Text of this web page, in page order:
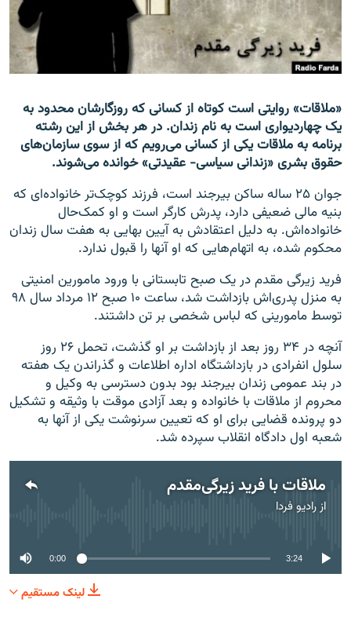
«ملاقات» روایتی است کوتاه از کسانی که روزگارشان محدود به
یک چهاردیواری است به نام زندان. در هر بخش از این رشته
برنامه به ملاقات یکی از کسانی می‌رویم که از سوی سازمان‌های
حقوق بشری «زندانی سیاسی- عقیدتی» خوانده می‌شوند.
جوان ۲۵ ساله ساکن بیرجند است، فرزند کوچک‌تر خانواده‌ای که
بنیه مالی ضعیفی دارد، پدرش کارگر است و او کمک‌حال
خانواده‌اش. به دلیل اعتقادش به آیین بهایی به هفت سال زندان
محکوم شده، به اتهام‌هایی که او آنها را قبول ندارد.
فرید زیرگی مقدم در یک صبح تابستانی با ورود مامورین امنیتی
به منزل پدری‌اش بازداشت شد، ساعت ۱۰ صبح ۱۲ مرداد سال ۹۸
توسط مامورینی که لباس شخصی بر تن داشتند.
آنچه در ۳۴ روز بعد از بازداشت بر او گذشت، تحمل ۲۶ روز
سلول انفرادی در بازداشتگاه اداره اطلاعات و گذراندن یک هفته
در بند عمومی زندان بیرجند بود بدون دسترسی به وکیل و
محروم از ملاقات با خانواده و بعد آزادی موقت با وثیقه‌ و تشکیل
دو پرونده قضایی برای او که تعیین سرنوشت یکی از آنها به
شعبه اول دادگاه انقلاب سپرده شد.
ملاقات با فرید زیرگی‌مقدم
ازرادیو فردا
0:00 3:24
لینک مستقیم